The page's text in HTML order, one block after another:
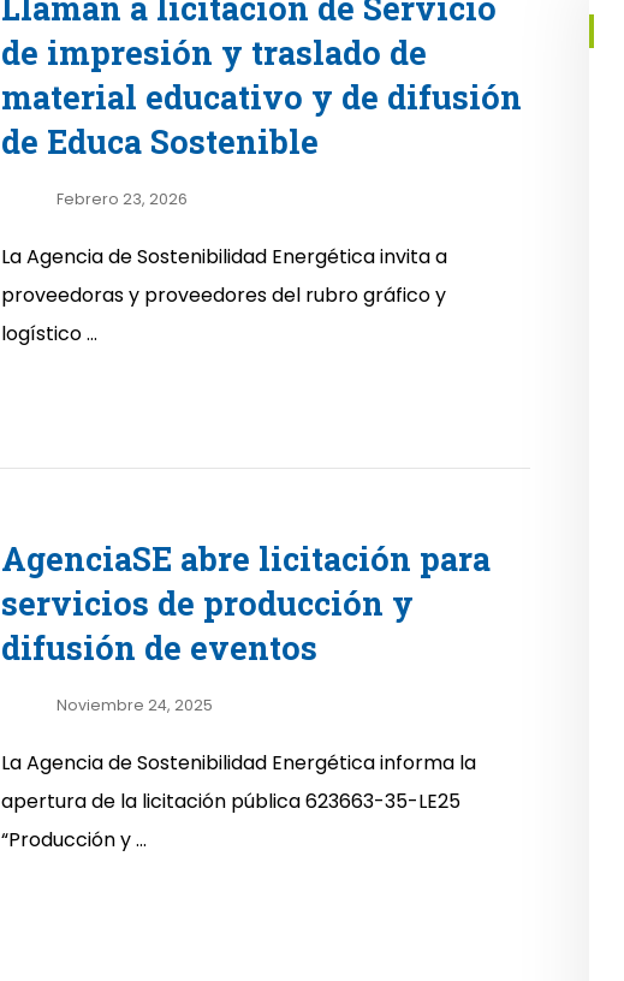
de impresión y traslado de
material educativo y de difusión
de Educa Sostenible
Febrero 23, 2026
La Agencia de Sostenibilidad Energética invita a
proveedoras y proveedores del rubro gráfico y
logístico ...
AgenciaSE abre licitación para
servicios de producción y
difusión de eventos
Noviembre 24, 2025
La Agencia de Sostenibilidad Energética informa la
apertura de la licitación pública 623663-35-LE25
“Producción y ...